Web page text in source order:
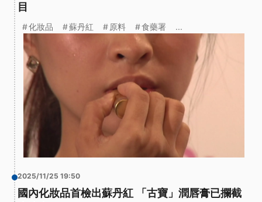
目
化妝品 蘇丹紅 原料 食藥署 ...
2025/11/25 19:50
國內化妝品首檢出蘇丹紅 「古寶」潤唇膏已攔截